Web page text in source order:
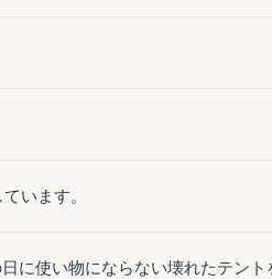
います。
に使い物にならない壊れたテン